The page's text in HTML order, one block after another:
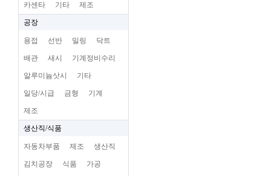
카센타 기타 제조
공장
용접 선반 밀링 닥트
배관 새시 기계정비수리
알루미늄삿시 기타
일당/시급 금형 기계
제조
생산직/식품
자동차부품 제조 생산직
김치공장 식품 가공